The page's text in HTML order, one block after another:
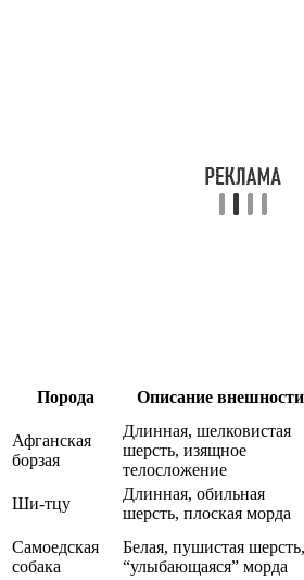
Порода Описание внешности
Афганская
борзая
Длинная, шелковистая
шерсть, изящное
телосложение
Ши-тцу
Длинная, обильная
шерсть, плоская морда
Самоедская
собака
Белая, пушистая шерсть,
“улыбающаяся” морда